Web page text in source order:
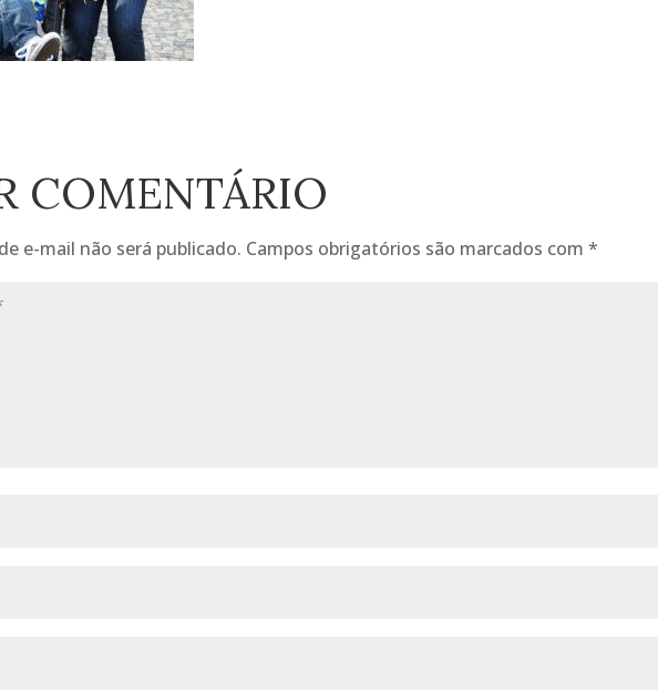
COMENTÁRIO
e-mail não será publicado. Campos obrigatórios são marcados com*